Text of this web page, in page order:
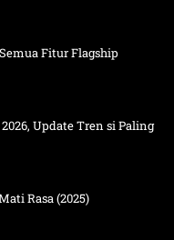
Fitur Flagship
Update Tren si Paling
Rasa (2025)